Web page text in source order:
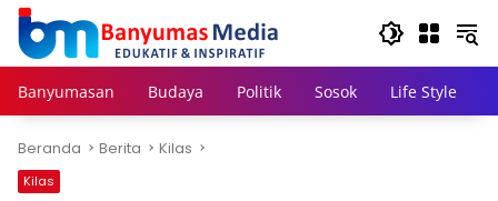
Langsung
konten
Banyumasan Budaya Politik Sosok Life Style
Beranda Berita Kilas
Kilas